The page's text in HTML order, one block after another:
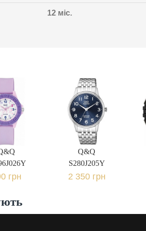
12 міс.
грн.
грн
Q&Q
S280J205Y
2 350 грн.
Q&Q
S280J205Y
2 350 грн